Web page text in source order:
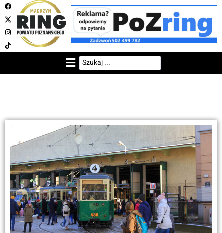
TRAMWAJE